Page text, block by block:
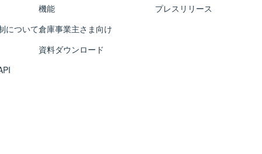
について
機能
倉庫事業主さま向け
資料ダウンロード
プレスリリース